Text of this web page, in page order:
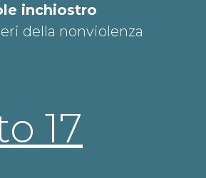
inchiostro
della nonviolenza
17